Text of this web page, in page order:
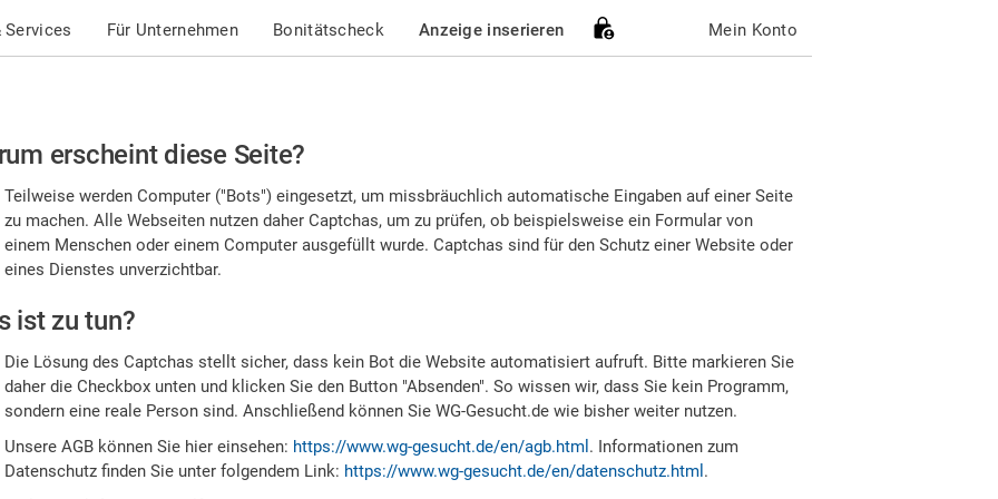
Services Für Unternehmen Bonitätscheck Anzeige inserieren Mein Konto
erscheint diese Seite?
Teilweise werden Computer ("Bots") eingesetzt, um missbräuchlich automatische Eingaben auf einer Seite
zu machen. Alle Webseiten nutzen daher Captchas, um zu prüfen, ob beispielsweise ein Formular von
einem Menschen oder einem Computer ausgefüllt wurde. Captchas sind für den Schutz einer Website oder
eines Dienstes unverzichtbar.
ist zu tun?
Die Lösung des Captchas stellt sicher, dass kein Bot die Website automatisiert aufruft. Bitte markieren Sie
daher die Checkbox unten und klicken Sie den Button "Absenden". So wissen wir, dass Sie kein Programm,
sondern eine reale Person sind. Anschließend können Sie WG-Gesucht.de wie bisher weiter nutzen.
Unsere AGB können Sie hier einsehen: https://www.wg-gesucht.de/en/agb.html . Informationen zum
Datenschutz finden Sie unter folgendem Link: https://www.wg-gesucht.de/en/datenschutz.html .